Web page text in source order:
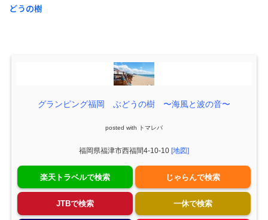
どうの樹
グランピング福岡 ぶどうの樹 〜海風と波の音〜
posted with トマレバ
福岡県福津市西福間4-10-10 [地図]
楽天トラベルで検索 じゃらんで検索
JTBで検索 一休で検索